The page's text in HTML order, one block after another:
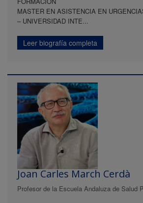
MASTER EN ASISTENCIA EN
– UNIVERSIDAD INTE...
Leer biografía completa
Joan Carles March Cerdà
Profesor de la Escuela Andaluza de Salud